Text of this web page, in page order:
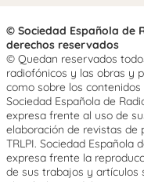
© Sociedad Española de
derechos reservados
© Quedan reservados
radiofónicos y las obras y
como sobre los
Sociedad Española de
expresa frente al uso de
elaboración de revistas de
TRLPI. Sociedad Española
expresa frente la
de sus trabajos y artículos